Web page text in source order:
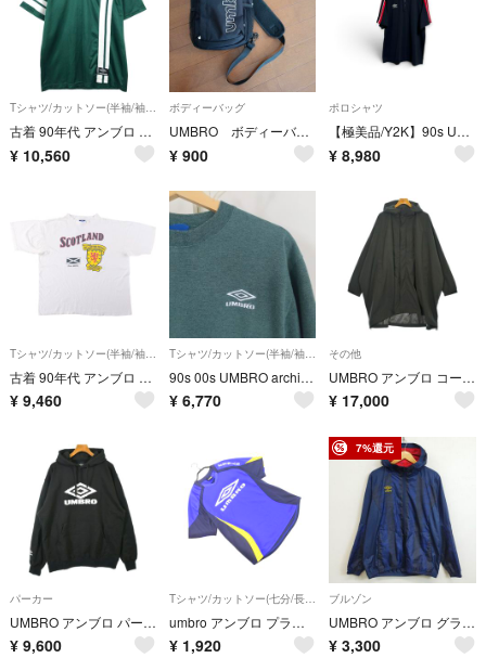
Tシャツ/カットソー(半袖/袖なし)
古着 90年代 アンブロ UMBRO 青タグ DARTMOUTH ダートマス大学 カレッジ Vネック サッカーユニフォーム ゲームシャツ メンズL相当/eaa665332
¥ 10,560
ボディーバッグ
UMBRO ボディーバッグ
¥ 900
ポロシャツ
【極美品/Y2K】90s UMBRO アンブロ ポロシャツ XL 古着 ライン
¥ 8,980
古着 90年代 アンブロ UMBRO 青タグ スポーツプリントTシャツ USA製 メンズXL相当 ヴィンテージ/eaa664423
¥ 9,460
90s 00s UMBRO archive crew neck tee USA
¥ 6,770
その他
UMBRO アンブロ コート（その他） M グレー 【古着】【中古】【送料無料】
¥ 17,000
パーカー
UMBRO アンブロ パーカー L 黒 【古着】【中古】【送料無料】
¥ 9,600
Tシャツ/カットソー(七分/長袖)
umbro アンブロ プラクティスシャツ sizeM/青ｘ黒 ■◆ メンズ
¥ 1,920
7%還元
ブルゾン
UMBRO アンブロ グラフィックラインド ジャケット フード付 切替 サッカー フットボール 裏地 メッシュ ネイビー L G452
¥ 3,300